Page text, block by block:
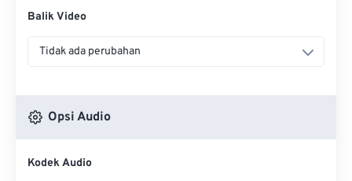
Balik Video
Tidak ada perubahan
Opsi Audio
Kodek Audio